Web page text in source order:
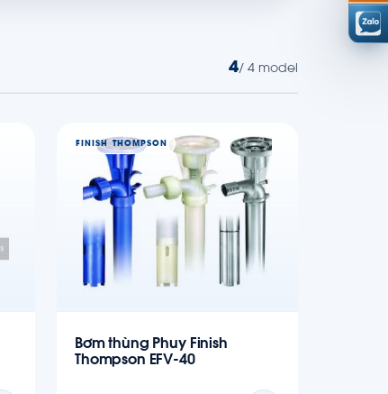
4/ 4 model
FINISH THOMPSON
Bơm thùng Phuy Finish
Thompson EFV-40